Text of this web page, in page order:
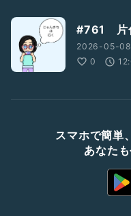
#761 片
2026-05-
0
スマホで簡単
あなた